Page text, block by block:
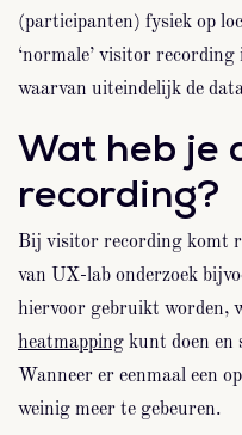
(participanten) fysiek op
‘normale’ visitor recording
waarvan uiteindelijk de
Wat heb je
recording?
Bij visitor recording komt
van UX-lab onderzoek
hiervoor gebruikt worden,
heatmapping kunt doen en
Wanneer er eenmaal een
weinig meer te gebeuren.